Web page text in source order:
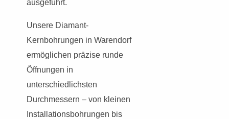
ausgeführt.
Unsere Diamant-
Kernbohrungen in Warendorf
ermöglichen präzise runde
Öffnungen in
unterschiedlichsten
Durchmessern – von kleinen
Installationsbohrungen bis